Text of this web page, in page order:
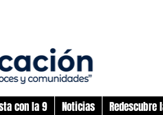
con la 9 Noticias Redescubre